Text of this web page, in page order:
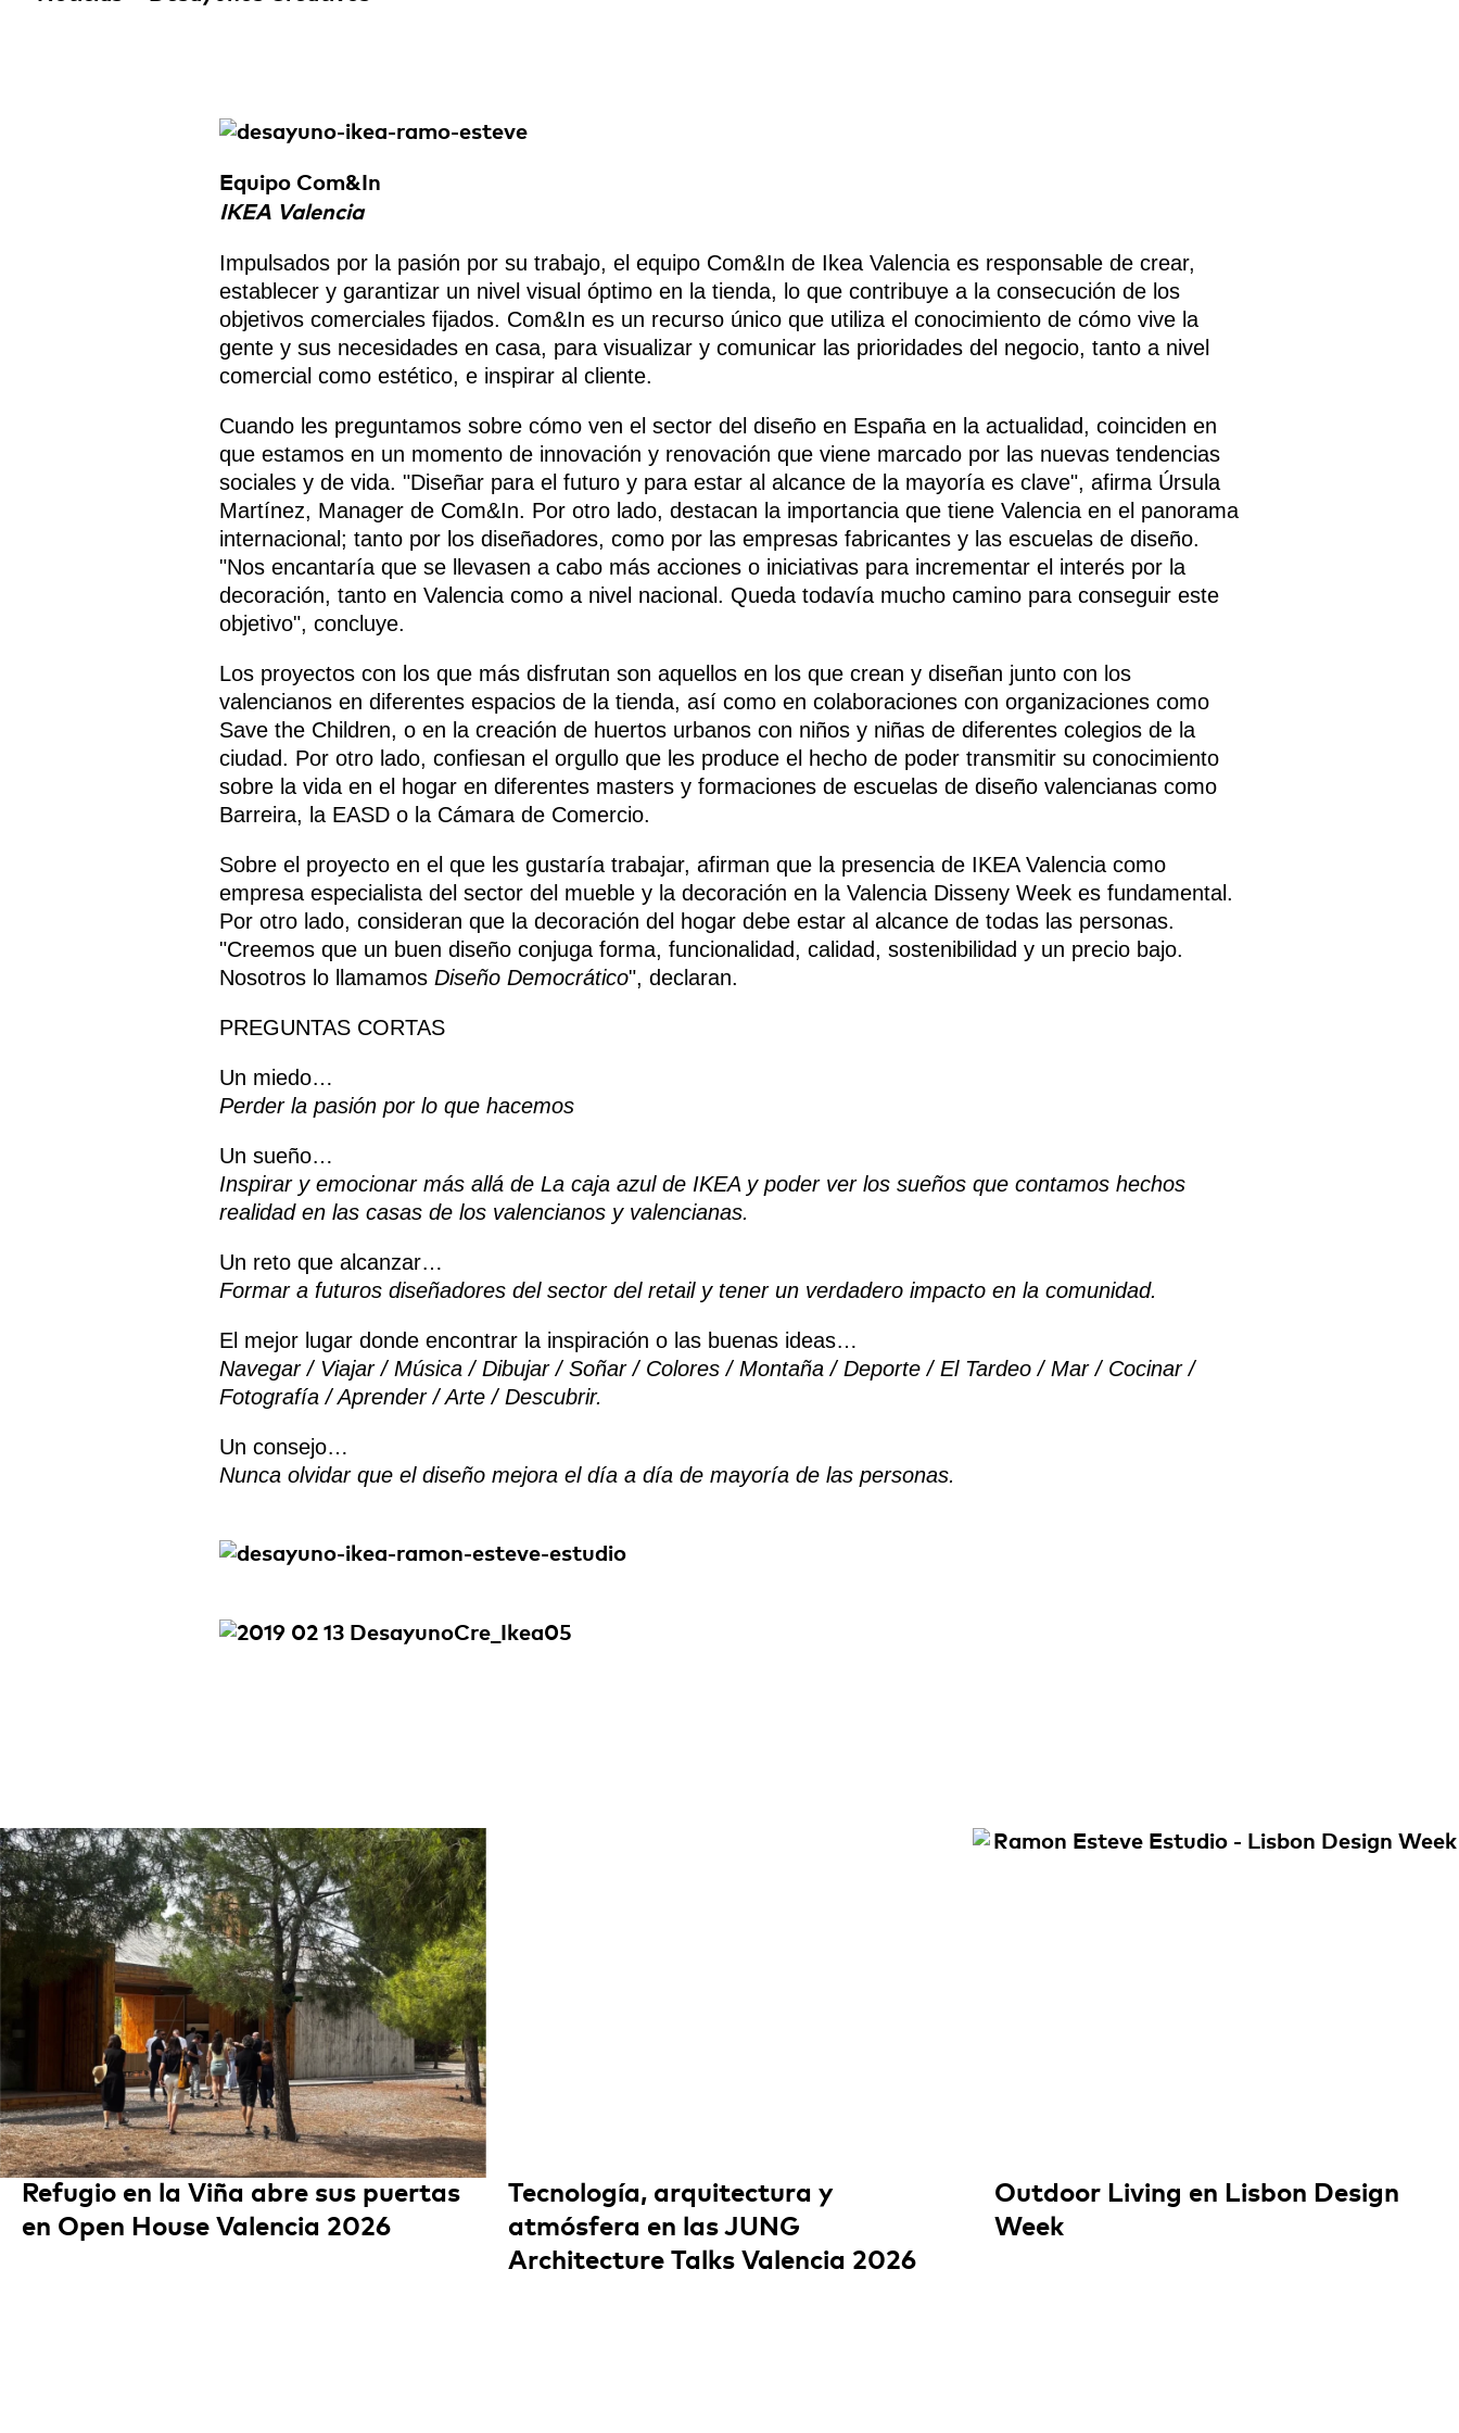
Equipo Com&In
IKEA Valencia
Impulsados por la pasión por su trabajo, el equipo Com&In de Ikea Valencia es responsable de crear,
establecer y garantizar un nivel visual óptimo en la tienda, lo que contribuye a la consecución de los
objetivos comerciales fijados. Com&In es un recurso único que utiliza el conocimiento de cómo vive la
gente y sus necesidades en casa, para visualizar y comunicar las prioridades del negocio, tanto a nivel
comercial como estético, e inspirar al cliente.
Cuando les preguntamos sobre cómo ven el sector del diseño en España en la actualidad, coinciden en
que estamos en un momento de innovación y renovación que viene marcado por las nuevas tendencias
sociales y de vida. "Diseñar para el futuro y para estar al alcance de la mayoría es clave", afirma Úrsula
Martínez, Manager de Com&In. Por otro lado, destacan la importancia que tiene Valencia en el panorama
internacional; tanto por los diseñadores, como por las empresas fabricantes y las escuelas de diseño.
"Nos encantaría que se llevasen a cabo más acciones o iniciativas para incrementar el interés por la
decoración, tanto en Valencia como a nivel nacional. Queda todavía mucho camino para conseguir este
objetivo", concluye.
Los proyectos con los que más disfrutan son aquellos en los que crean y diseñan junto con los
valencianos en diferentes espacios de la tienda, así como en colaboraciones con organizaciones como
Save the Children, o en la creación de huertos urbanos con niños y niñas de diferentes colegios de la
ciudad. Por otro lado, confiesan el orgullo que les produce el hecho de poder transmitir su conocimiento
sobre la vida en el hogar en diferentes masters y formaciones de escuelas de diseño valencianas como
Barreira, la EASD o la Cámara de Comercio.
Sobre el proyecto en el que les gustaría trabajar, afirman que la presencia de IKEA Valencia como
empresa especialista del sector del mueble y la decoración en la Valencia Disseny Week es fundamental.
Por otro lado, consideran que la decoración del hogar debe estar al alcance de todas las personas.
"Creemos que un buen diseño conjuga forma, funcionalidad, calidad, sostenibilidad y un precio bajo.
Nosotros lo llamamos Diseño Democrático", declaran.
PREGUNTAS CORTAS
Un miedo…
Perder la pasión por lo que hacemos
Un sueño…
Inspirar y emocionar más allá de La caja azul de IKEA y poder ver los sueños que contamos hechos
realidad en las casas de los valencianos y valencianas.
Un reto que alcanzar…
Formar a futuros diseñadores del sector del retail y tener un verdadero impacto en la comunidad.
El mejor lugar donde encontrar la inspiración o las buenas ideas…
Navegar / Viajar / Música / Dibujar / Soñar / Colores / Montaña / Deporte / El Tardeo / Mar / Cocinar /
Fotografía / Aprender / Arte / Descubrir.
Un consejo…
Nunca olvidar que el diseño mejora el día a día de mayoría de las personas.
Refugio en la Viña abre sus puertas
en Open House Valencia 2026
Tecnología, arquitectura y
atmósfera en las JUNG
Architecture Talks Valencia 2026
Outdoor Living en Lisbon Design
Week